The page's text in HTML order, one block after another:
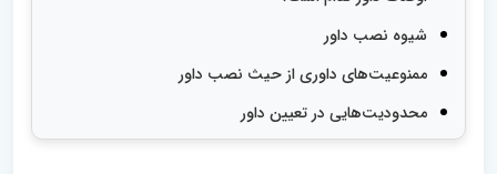
شیوه نصب داور
ممنوعیت‌های داوری از حیث نصب داور
محدودیت‌هایی در تعیین داور